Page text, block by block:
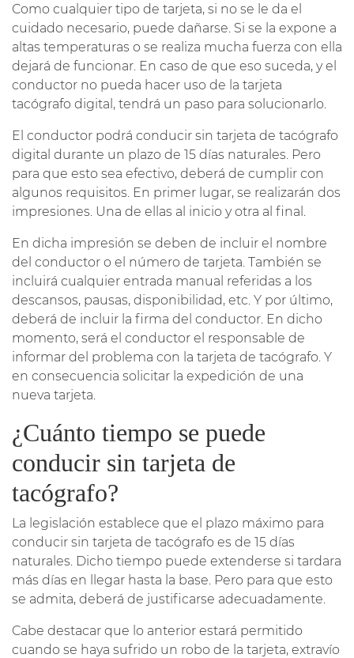
Como cualquier tipo de tarjeta, si no se le da el
cuidado necesario, puede dañarse. Si se la expone a
altas temperaturas o se realiza mucha fuerza con ella
dejará de funcionar. En caso de que eso suceda, y el
conductor no pueda hacer uso de la tarjeta
tacógrafo digital, tendrá un paso para solucionarlo.
El conductor podrá conducir sin tarjeta de tacógrafo
digital durante un plazo de 15 días naturales. Pero
para que esto sea efectivo, deberá de cumplir con
algunos requisitos. En primer lugar, se realizarán dos
impresiones. Una de ellas al inicio y otra al final.
En dicha impresión se deben de incluir el nombre
del conductor o el número de tarjeta. También se
incluirá cualquier entrada manual referidas a los
descansos, pausas, disponibilidad, etc. Y por último,
deberá de incluir la firma del conductor. En dicho
momento, será el conductor el responsable de
informar del problema con la tarjeta de tacógrafo. Y
en consecuencia solicitar la expedición de una
nueva tarjeta.
¿Cuánto tiempo se puede
conducir sin tarjeta de
tacógrafo?
La legislación establece que el plazo máximo para
conducir sin tarjeta de tacógrafo es de 15 días
naturales. Dicho tiempo puede extenderse si tardara
más días en llegar hasta la base. Pero para que esto
se admita, deberá de justificarse adecuadamente.
Cabe destacar que lo anterior estará permitido
cuando se haya sufrido un robo de la tarjeta, extravío